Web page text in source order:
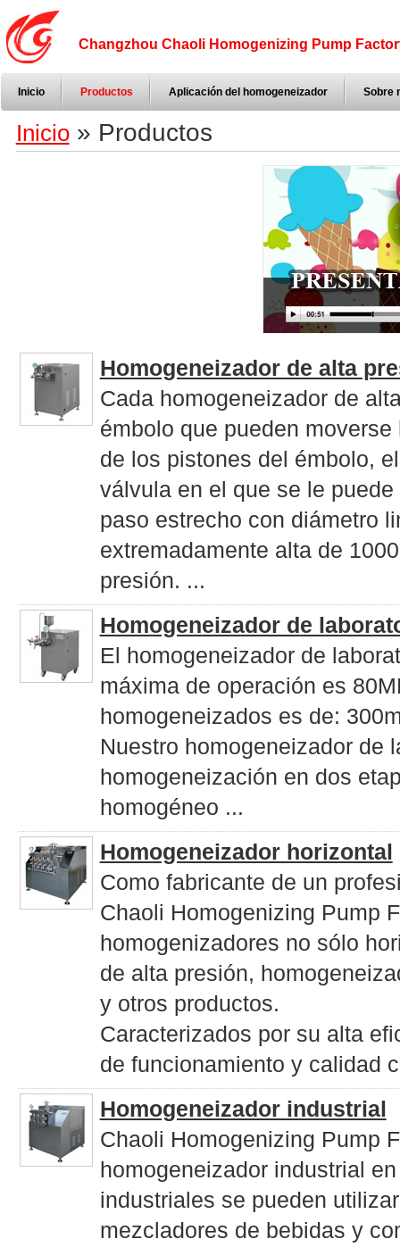
Changzhou Chaoli Homogenizing Pump
Inicio Productos Aplicación del homogeneizador Sobre
Inicio» Productos
Homogeneizador de alta
Cada homogeneizador de
émbolo que pueden
de los pistones del émbolo,
válvula en el que se le
paso estrecho con diámetro
extremadamente alta de
presión. ...
Homogeneizador de
El homogeneizador de
máxima de operación es
homogeneizados es de:
Nuestro homogeneizador de
homogeneización en dos
homogéneo ...
Homogeneizador horizontal
Como fabricante de un
Chaoli Homogenizing Pump
homogenizadores no sólo
de alta presión,
y otros productos.
Caracterizados por su alta
de funcionamiento y calidad
Homogeneizador industrial
Chaoli Homogenizing Pump
homogeneizador industrial
industriales se pueden
mezcladores de bebidas y